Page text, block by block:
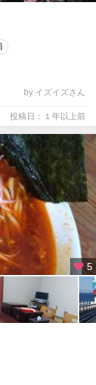
by イズイズさん
投稿日：１年以上前
5